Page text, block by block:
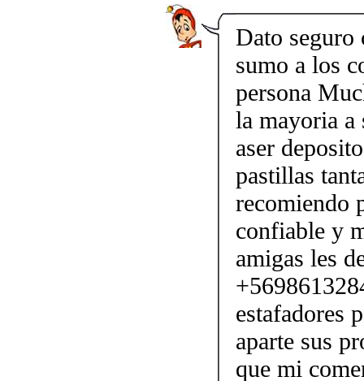
Dato seguro
sumo a los
persona
la mayoria a
aser
pastillas
recomiendo
confiable y
amigas les
estafadores
aparte sus
que mi